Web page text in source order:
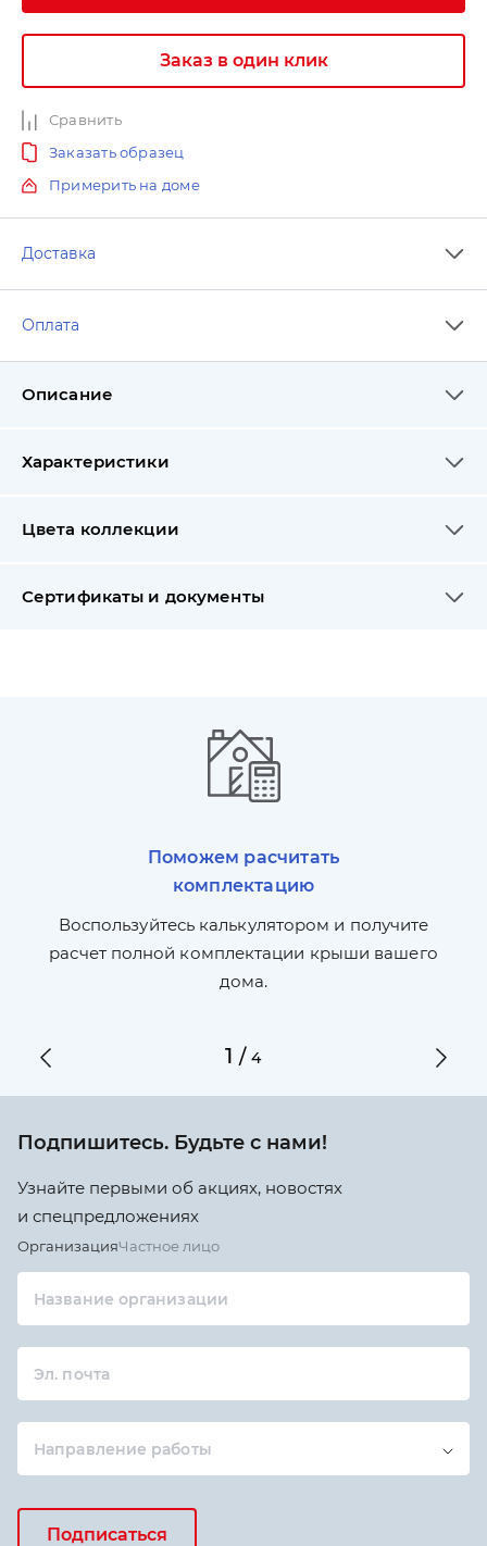
Заказ в один клик
Сравнить
Заказать образец
Примерить на доме
Доставка
Оплата
Описание
Характеристики
Цвета коллекции
Сертификаты и документы
Поможем расчитать
комплектацию
Воспользуйтесь калькулятором и получите
расчет полной комплектации крыши вашего
дома.
1 /4
Подпишитесь. Будьте с нами!
Узнайте первыми об акциях, новостях
и спецпредложениях
ОрганизацияЧастное лицо
Название организации
Эл. почта
Направление работы
Подписаться